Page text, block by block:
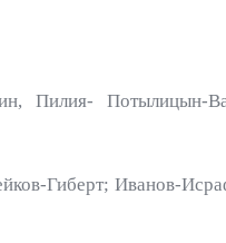
Пилия- Потылицын-
Гиберт; Иванов-